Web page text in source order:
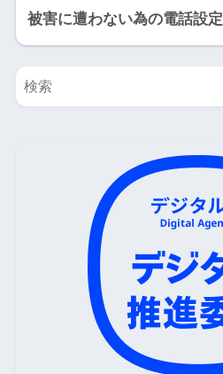
被害に遭わない為の電話設定